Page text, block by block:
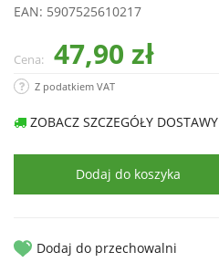
EAN: 5907525610217
Cena: 47,90 zł
Z podatkiem VAT
ZOBACZ SZCZEGÓŁY DOSTAWY
Dodaj do koszyka
Dodaj do przechowalni